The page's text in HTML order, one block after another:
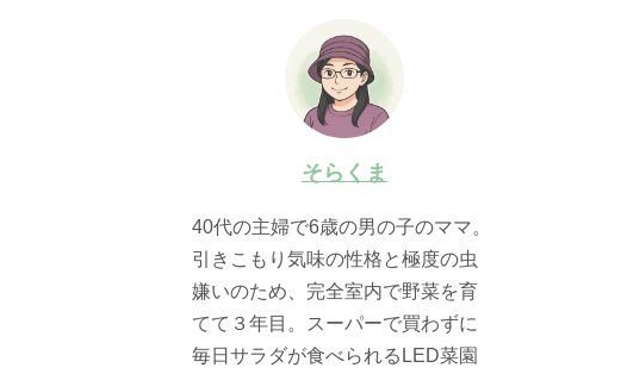
そらくま
40代の主婦で6歳の男の子のママ。
引きこもり気味の性格と極度の虫
嫌いのため、完全室内で野菜を育
てて３年目。スーパーで買わずに
毎日サラダが食べられるLED菜園